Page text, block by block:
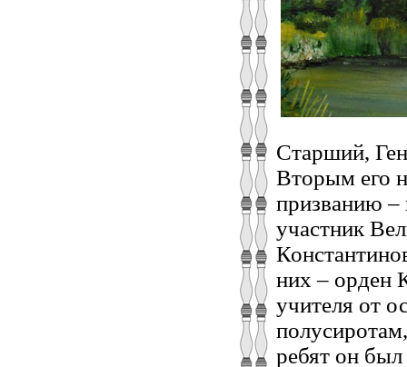
Старший,
Вторым его
призванию –
участник
них – орден
учителя от
ребят он